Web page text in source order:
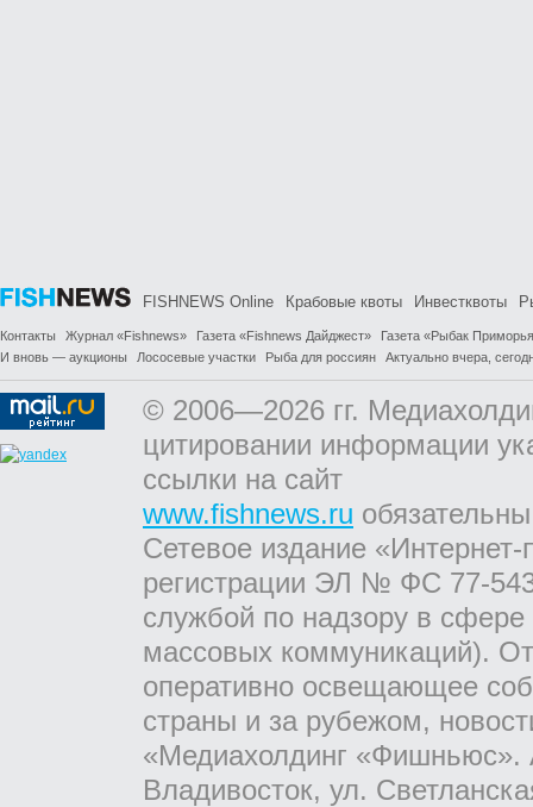
FISHNEWS Online Крабовые квоты Инвестквоты
Контакты Журнал «Fishnews» Газета «Fishnews Дайджест»
Газета «Рыбак
И вновь — аукционы
Лососевые участки Рыба для россиян Актуально вчера,
© 2006—2026 гг.
цитировании информации
ссылки на сайт
www.fishnews.ru
Сетевое издание
регистрации ЭЛ № ФС 77-
службой по надзору в
массовых коммуникаций).
оперативно освещающее
страны и за рубежом,
«Медиахолдинг «Фишньюс».
Владивосток, ул.